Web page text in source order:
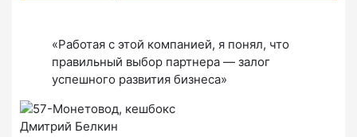
«Работая с этой компанией, я понял, что
правильный выбор партнера — залог
успешного развития бизнеса»
Дмитрий Белкин